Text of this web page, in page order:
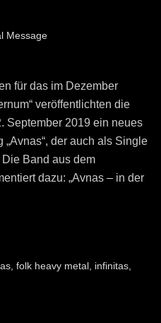
Message
für das im Dezember
veröffentlichten die
September 2019 ein neues
der auch als Single
Band aus dem
dazu: „Avnas – in der
, folk heavy metal, infinitas,